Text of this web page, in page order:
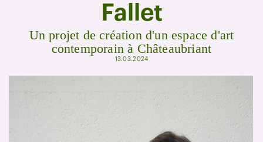
Fallet
Un projet de création d'un espace d'art
contemporain à Châteaubriant
13.03.2024